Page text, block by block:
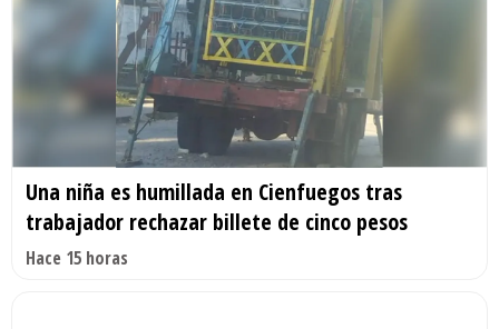
Una niña es humillada en Cienfuegos tras
trabajador rechazar billete de cinco pesos
Hace 15 horas